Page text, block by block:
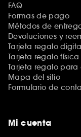
FAQ
Formas de pago
Métodos de
Devoluciones y
Tarjeta regalo
Tarjeta regalo física
Tarjeta regalo para
Mapa del sitio
Formulario de
Mi cuenta